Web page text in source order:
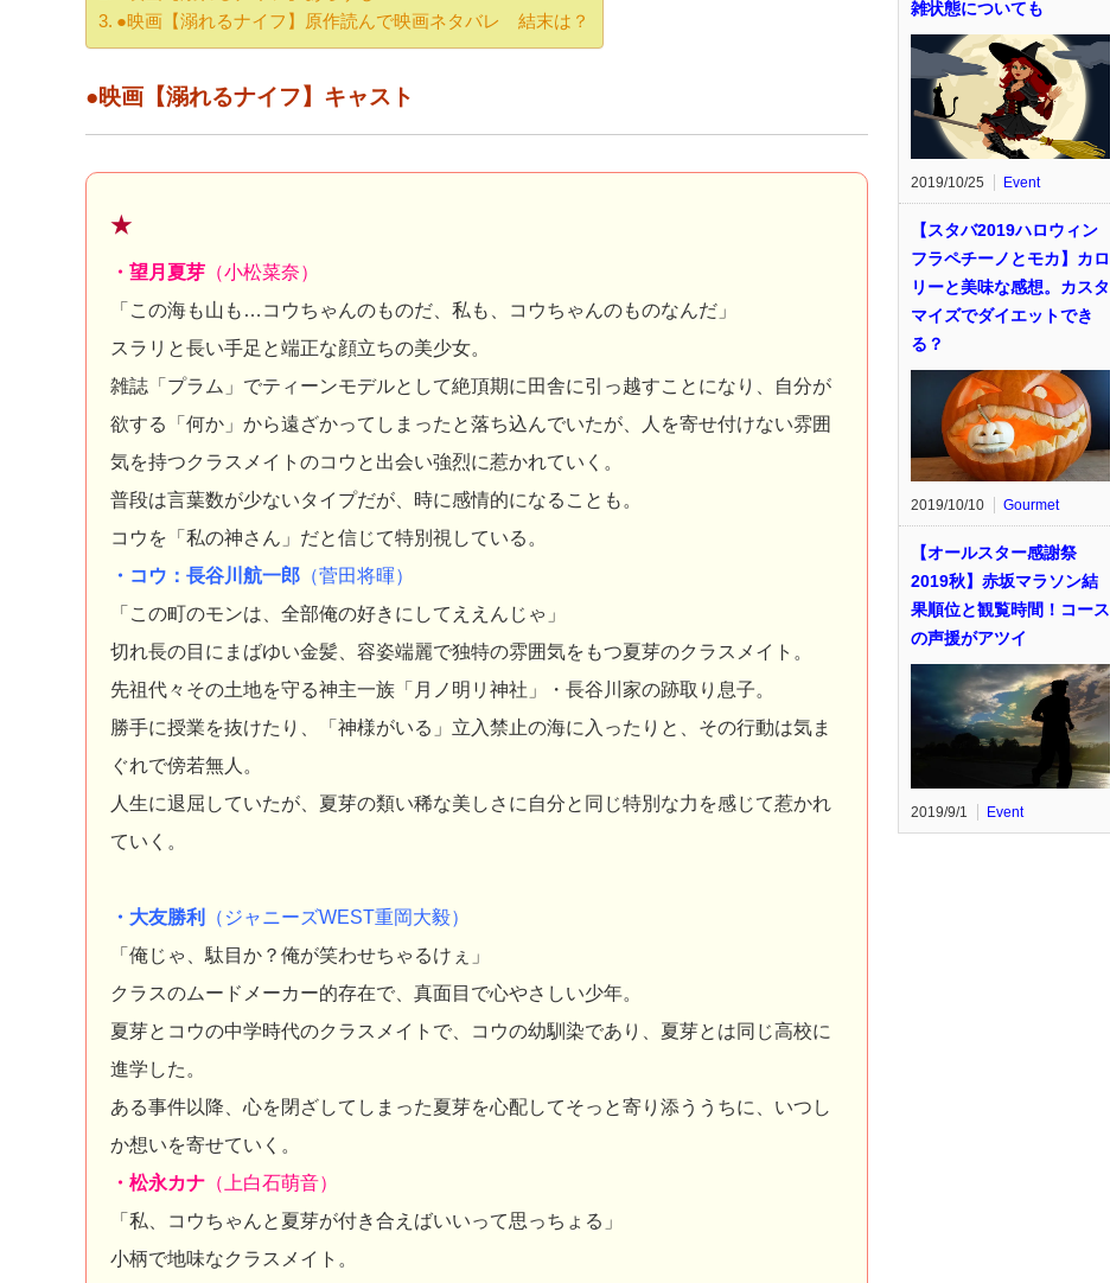
●映画【溺れるナイフ】原作読んで映画ネタバレ 結末は？
●映画【溺れるナイフ】キャスト
★
・望月夏芽 （小松菜奈）
「この海も山も…コウちゃんのものだ、私も、コウちゃんのものなんだ」
スラリと長い手足と端正な顔立ちの美少女。
雑誌「プラム」でティーンモデルとして絶頂期に田舎に引っ越すことになり、自分が
欲する「何か」から遠ざかってしまったと落ち込んでいたが、人を寄せ付けない雰囲
気を持つクラスメイトのコウと出会い強烈に惹かれていく。
普段は言葉数が少ないタイプだが、時に感情的になることも。
コウを「私の神さん」だと信じて特別視している。
・コウ：長谷川航一郎 （菅田将暉）
「この町のモンは、全部俺の好きにしてええんじゃ」
切れ長の目にまばゆい金髪、容姿端麗で独特の雰囲気をもつ夏芽のクラスメイト。
先祖代々その土地を守る神主一族「月ノ明リ神社」・長谷川家の跡取り息子。
勝手に授業を抜けたり、「神様がいる」立入禁止の海に入ったりと、その行動は気ま
ぐれで傍若無人。
人生に退屈していたが、夏芽の類い稀な美しさに自分と同じ特別な力を感じて惹かれ
ていく。
・大友勝利
（ジャニーズWEST重岡大毅）
「俺じゃ、駄目か？俺が笑わせちゃるけぇ」
クラスのムードメーカー的存在で、真面目で心やさしい少年。
夏芽とコウの中学時代のクラスメイトで、コウの幼馴染であり、夏芽とは同じ高校に
進学した。
ある事件以降、心を閉ざしてしまった夏芽を心配してそっと寄り添ううちに、いつし
か想いを寄せていく。
・松永カナ （上白石萌音）
「私、コウちゃんと夏芽が付き合えばいいって思っちょる」
小柄で地味なクラスメイト。
雑状態についても
2019/10/25 Event
【スタバ2019ハロウィン
フラペチーノとモカ】カロ
リーと美味な感想。カスタ
マイズでダイエットでき
る？
2019/10/10 Gourmet
【オールスター感謝祭
2019秋】赤坂マラソン結
果順位と観覧時間！コース
の声援がアツイ
2019/9/1 Event